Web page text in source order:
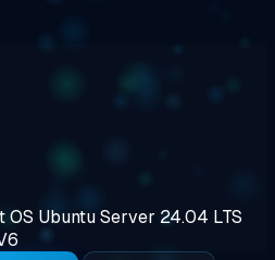
OS Ubuntu Server 24.04 LTS